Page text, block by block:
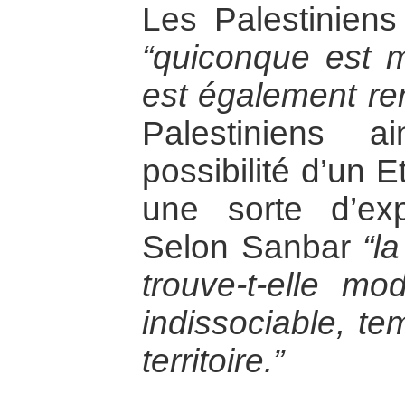
Les
“quiconque est
est également
Palestiniens
possibilité d’un
une sorte
Selon Sanbar
trouve-t-elle
indissociable,
territoire.”